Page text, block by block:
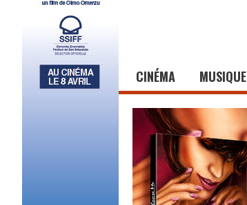
CINÉMA MUSIQUE